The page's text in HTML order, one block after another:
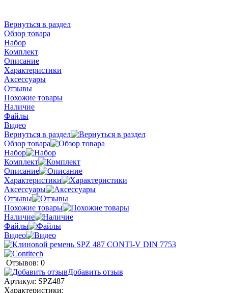
Вернуться в раздел
Обзор товара
Набор
Комплект
Описание
Характеристики
Аксессуары
Отзывы
Похожие товары
Наличие
Файлы
Видео
Вернуться в раздел
Обзор товара
Набор
Комплект
Описание
Характеристики
Аксессуары
Отзывы
Похожие товары
Наличие
Файлы
Видео
Отзывов: 0
Добавить отзыв
Артикул: SPZ487
Характеристики: